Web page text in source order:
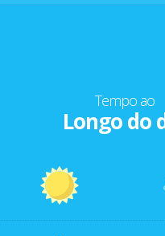
Tempo ao
Longo do